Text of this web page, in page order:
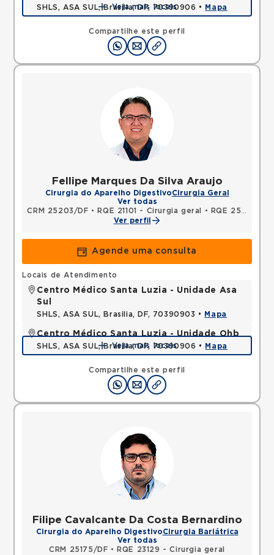
Compartilhe este perfil
SHLS, ASA SUL, Brasilia, DF, 70390906 • Mapa
Veja mais locais
Fellipe Marques Da Silva Araujo
Cirurgia do Aparelho DigestivoCirurgia Geral
Ver todas
CRM 25203/DF • RQE 21101 - Cirurgia geral •
RQE 25865 - Cirurgia oncológica
Ver perfil
Agende uma consulta
Compartilhe este perfil
Locais de Atendimento
Centro Médico Santa Luzia - Unidade Asa
Sul
SHLS, ASA SUL, Brasilia, DF, 70390903 • Mapa
Centro Médico Santa Luzia - Unidade Ohb
SHLS, ASA SUL, Brasilia, DF, 70390906 • Mapa
Veja mais locais
Filipe Cavalcante Da Costa Bernardino
Cirurgia do Aparelho DigestivoCirurgia Bariátrica
Ver todas
CRM 25175/DF •
RQE 23129 - Cirurgia geral